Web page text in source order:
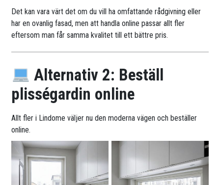
Det kan vara värt det om du vill ha omfattande rådgivning eller
har en ovanlig fasad, men att handla online passar allt fler
eftersom man får samma kvalitet till ett bättre pris.
Alternativ 2: Beställ
plisségardin online
Allt fler i Lindome väljer nu den moderna vägen och beställer
online.